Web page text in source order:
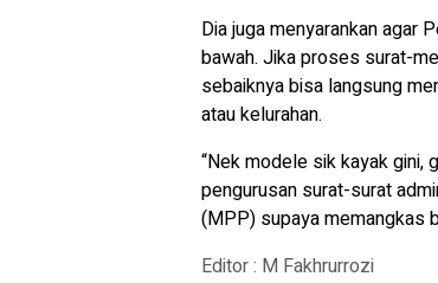
Dia juga menyarankan agar
bawah. Jika proses surat-
sebaiknya bisa langsung
atau kelurahan.
“Nek modele sik kayak gini,
pengurusan surat-surat
(MPP) supaya memangkas
Editor : M Fakhrurrozi